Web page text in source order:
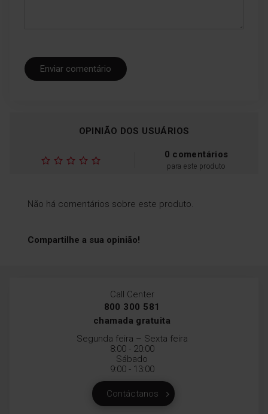
Enviar comentário
OPINIÃO DOS USUÁRIOS
0 comentários
para este produto
Não há comentários sobre este produto.
Compartilhe a sua opinião!
Call Center
800 300 581
chamada gratuita
Segunda feira – Sexta feira
8:00 - 20:00
Sábado
9:00 - 13:00
Contáctanos